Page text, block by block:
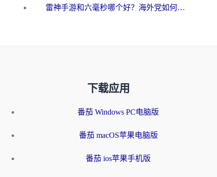
雷神手游和六毫秒哪个好？海外党如何真正解锁国内资源
下载应用
番茄 Windows PC电脑版
番茄 macOS苹果电脑版
番茄 ios苹果手机版